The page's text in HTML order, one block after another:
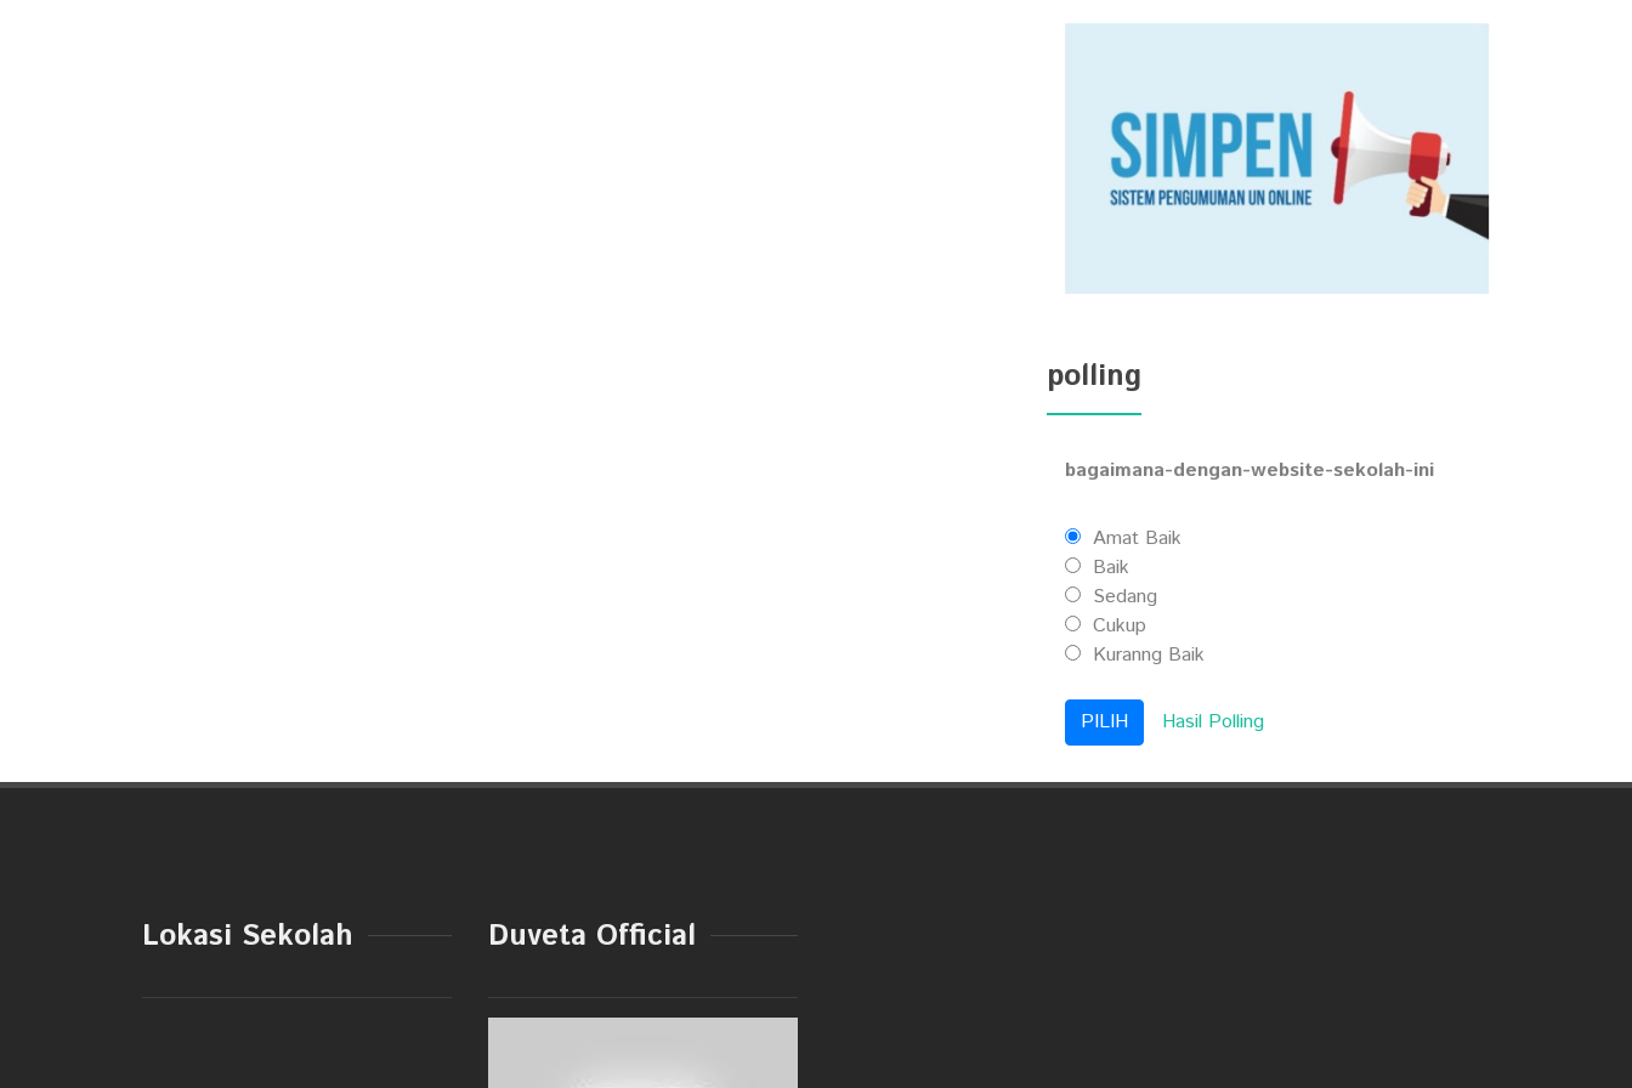
polling
bagaimana-dengan-website-sekolah-ini
Amat Baik
Baik
Sedang
Cukup
Kuranng Baik
Hasil Polling
Lokasi Sekolah Duveta Official